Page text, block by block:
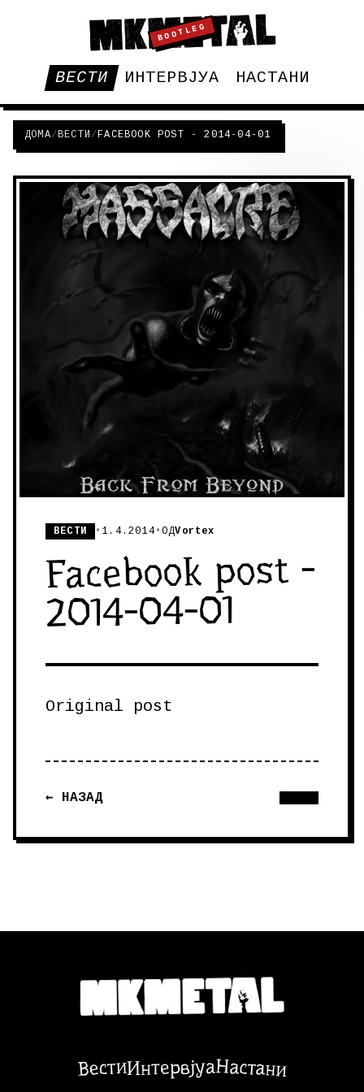
BOOTLEG
ВЕСТИ ИНТЕРВЈУА НАСТАНИ
ДОМА/ВЕСТИ /FACEBOOK POST - 2014-04-01
ВЕСТИ • 1.4.2014 •ОДVortex
Facebook post -
2014-04-01
Original post
← НАЗАД
ВестиИнтервјуаНастани